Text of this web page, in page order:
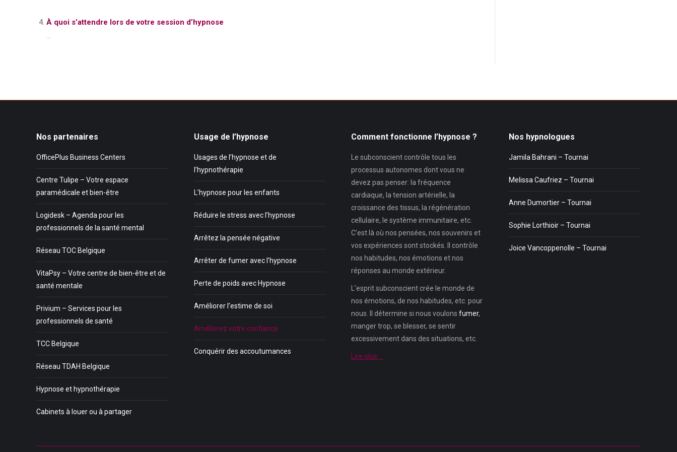
À quoi s’attendre lors de votre session d’hypnose
...
Nos partenaires
OfficePlus Business Centers
Centre Tulipe – Votre espace
paramédicale et bien-être
Logidesk – Agenda pour les
professionnels de la santé mental
Réseau TOC Belgique
VitaPsy – Votre centre de bien-être et de
santé mentale
Privium – Services pour les
professionnels de santé
TCC Belgique
Réseau TDAH Belgique
Hypnose et hypnothérapie
Cabinets à louer ou à partager
Usage de l’hypnose
Usages de l’hypnose et de
l’hypnothérapie
L’hypnose pour les enfants
Réduire le stress avec l’hypnose
Arrêtez la pensée négative
Arrêter de fumer avec l’hypnose
Perte de poids avec Hypnose
Améliorer l’estime de soi
Améliorez votre confiance
Conquérir des accoutumances
Comment fonctionne l’hypnose ?
Le subconscient contrôle tous les
processus autonomes dont vous ne
devez pas penser: la fréquence
cardiaque, la tension artérielle, la
croissance des tissus, la régénération
cellulaire, le système immunitaire, etc.
C’est là où nos pensées, nos souvenirs et
vos expériences sont stockés. Il contrôle
nos habitudes, nos émotions et nos
réponses au monde extérieur.
L’esprit subconscient crée le monde de
nos émotions, de nos habitudes, etc. pour
nous. Il détermine si nous voulons fumer,
manger trop, se blesser, se sentir
excessivement dans des situations, etc.
Lire plus …
Nos hypnologues
Jamila Bahrani – Tournai
Melissa Caufriez – Tournai
Anne Dumortier – Tournai
Sophie Lorthioir – Tournai
Joice Vancoppenolle – Tournai